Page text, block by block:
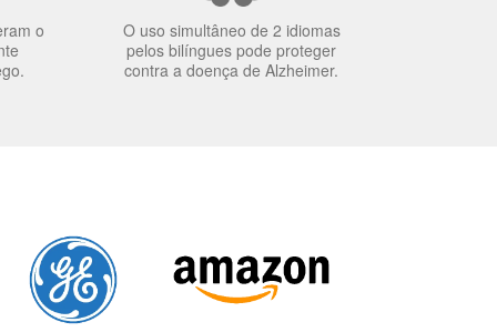
o
O uso simultâneo de 2 idiomas
pelos bilíngues pode proteger
contra a doença de Alzheimer.